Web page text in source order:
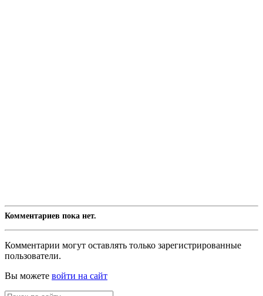
Комментариев пока нет.
Комментарии могут оставлять только зарегистрированные
пользователи.
Вы можете войти на сайт